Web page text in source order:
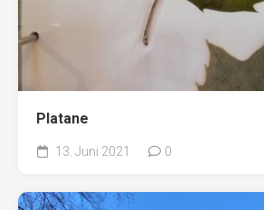
Platane
13. Juni 2021 0